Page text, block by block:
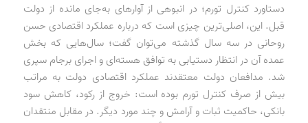
دستاورد کنترل تورم؛ در انبوهی از آوارهای به‌جای مانده از دولت
قبل. این، اصلی‌ترین چیزی است که درباره عملکرد اقتصادی حسن
روحانی در سه سال گذشته می‌توان گفت؛ سال‌هایی که بخش
عمده آن در انتظار دستیابی به توافق هسته‌ای و اجرای برجام سپری
شد. مدافعان دولت معتقدند عملکرد اقتصادی دولت به مراتب
بیش از صرف کنترل تورم بوده است: خروج از رکود، کاهش سود
بانکی، حاکمیت ثبات و آرامش و چند مورد دیگر. در مقابل منتقدان